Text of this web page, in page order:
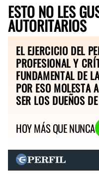
ESTO NO LES
AUTORITARIOS
EL EJERCICIO DEL
PROFESIONAL Y
FUNDAMENTAL DE
POR ESO MOLESTA
SER LOS DUEÑOS
HOY MÁS QUE NUNCA